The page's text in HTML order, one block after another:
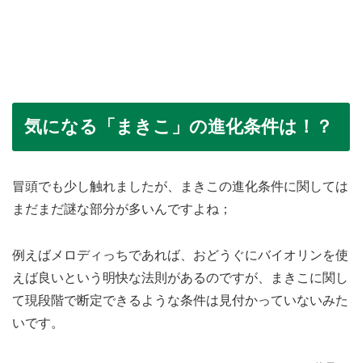
気になる「まきこ」の進化条件は！？
冒頭でも少し触れましたが、まきこの進化条件に関しては
まだまだ謎な部分が多いんですよね；
例えばメロディっちであれば、おどうぐにバイオリンを使
えば良いという明快な法則があるのですが、まきこに関し
て現段階で断定できるような条件は見付かっていないみた
いです。